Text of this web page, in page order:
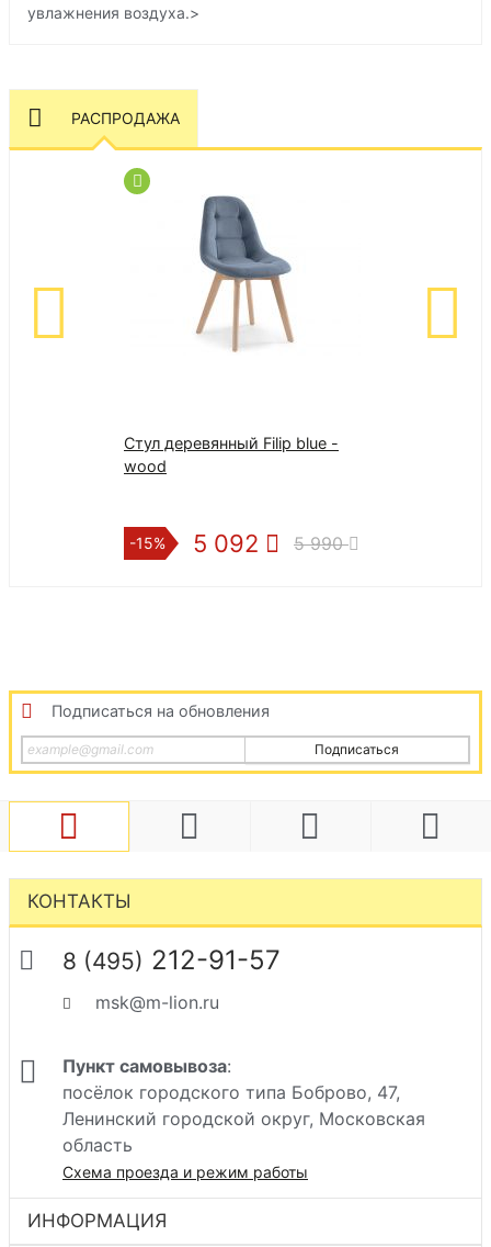
увлажнения воздуха.>
РАСПРОДАЖА
Стул деревянный Filip blue -
wood
-15% 5 092 5 990
Подписаться на обновления
Подписаться
КОНТАКТЫ
8 (495) 212-91-57
msk@m-lion.ru
Пункт самовывоза:
посёлок городского типа Боброво, 47,
Ленинский городской округ, Московская
область
Схема проезда и режим работы
ИНФОРМАЦИЯ